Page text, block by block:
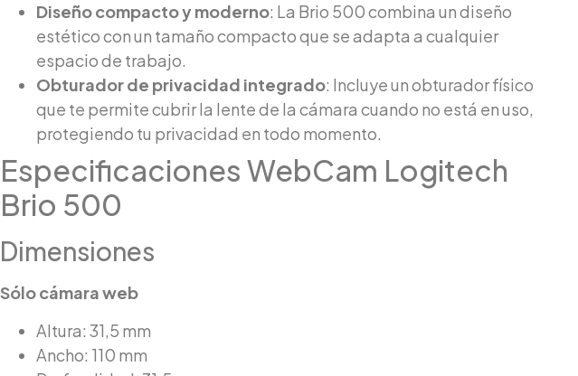
Diseño compacto y moderno: La Brio 500 combina un diseño
estético con un tamaño compacto que se adapta a cualquier
espacio de trabajo.
Obturador de privacidad integrado: Incluye un obturador físico
que te permite cubrir la lente de la cámara cuando no está en uso,
protegiendo tu privacidad en todo momento.
Especificaciones WebCam Logitech
Brio 500
Dimensiones
Sólo cámara web
Altura: 31,5 mm
Ancho: 110 mm